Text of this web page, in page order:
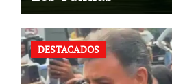
DESTACADOS